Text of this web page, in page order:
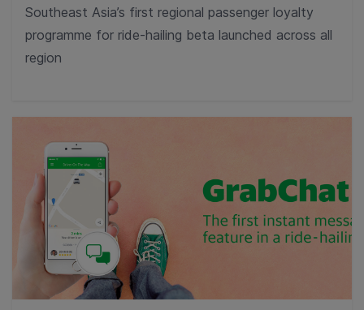
Southeast Asia’s first regional passenger loyalty
programme for ride-hailing beta launched across all
region